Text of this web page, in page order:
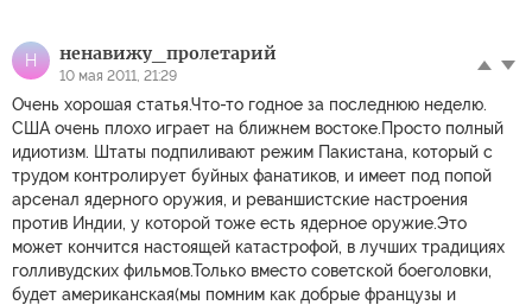
Н ненавижу_пролетарий
10 мая 2011, 21:29
Очень хорошая статья.Что-то годное за последнюю неделю.
США очень плохо играет на ближнем востоке.Просто полный
идиотизм. Штаты подпиливают режим Пакистана, который с
трудом контролирует буйных фанатиков, и имеет под попой
арсенал ядерного оружия, и реваншистские настроения
против Индии, у которой тоже есть ядерное оружие.Это
может кончится настоящей катастрофой, в лучших традициях
голливудских фильмов.Только вместо советской боеголовки,
будет американская(мы помним как добрые французы и